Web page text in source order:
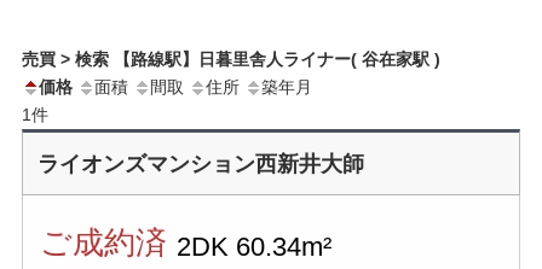
売買 > 検索 【路線駅】日暮里舎人ライナー( 谷在家駅 )
価格
面積 間取 住所
築年月
1件
ライオンズマンション西新井大師
ご成約済 2DK 60.34m²